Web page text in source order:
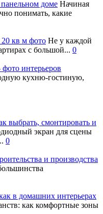
доме Начиная
понимать, какие
20 кв м фото Не у каждой
с большой... 0
интерьеров
кухню-гостиную,
выбрать, смонтировать и
экран для сцены
0
и производства
в домашних интерьерах
как комфортные зоны